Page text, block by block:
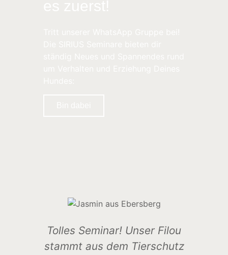
Tolles Seminar! Unser Filou
stammt aus dem Tierschutz